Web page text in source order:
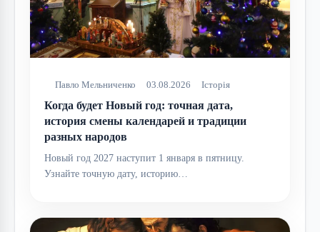
Павло Мельниченко 03.08.2026 Історія
Когда будет Новый год: точная дата,
история смены календарей и традиции
разных народов
Новый год 2027 наступит 1 января в пятницу.
Узнайте точную дату, историю…